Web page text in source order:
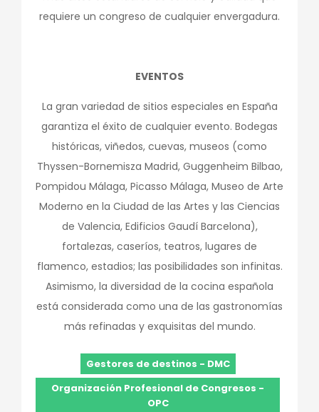
requiere un congreso de cualquier envergadura.
EVENTOS
La gran variedad de sitios especiales en España
garantiza el éxito de cualquier evento. Bodegas
históricas, viñedos, cuevas, museos (como
Thyssen-Bornemisza Madrid, Guggenheim Bilbao,
Pompidou Málaga, Picasso Málaga, Museo de Arte
Moderno en la Ciudad de las Artes y las Ciencias
de Valencia, Edificios Gaudí Barcelona),
fortalezas, caseríos, teatros, lugares de
flamenco, estadios; las posibilidades son infinitas.
Asimismo, la diversidad de la cocina española
está considerada como una de las gastronomías
más refinadas y exquisitas del mundo.
Gestores de destinos - DMC
Organización Profesional de Congresos -
OPC